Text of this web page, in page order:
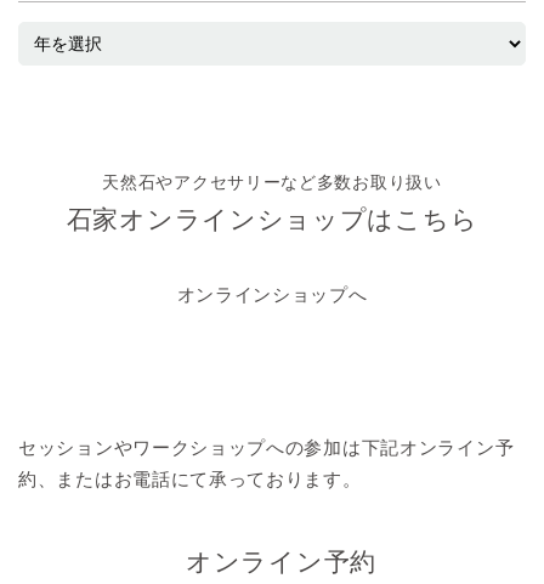
天然石やアクセサリーなど多数お取り扱い
石家オンラインショップはこちら
オンラインショップへ
セッションやワークショップへの参加は下記オンライン予
約、またはお電話にて承っております。
オンライン予約